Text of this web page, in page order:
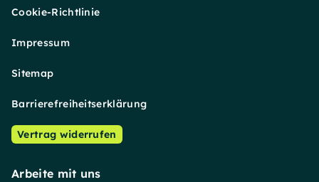
Cookie-Richtlinie
Impressum
Sitemap
Barrierefreiheitserklärung
Vertrag widerrufen
Arbeite mit uns